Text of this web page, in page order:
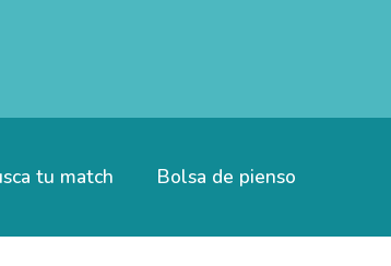
tu match Bolsa de pienso